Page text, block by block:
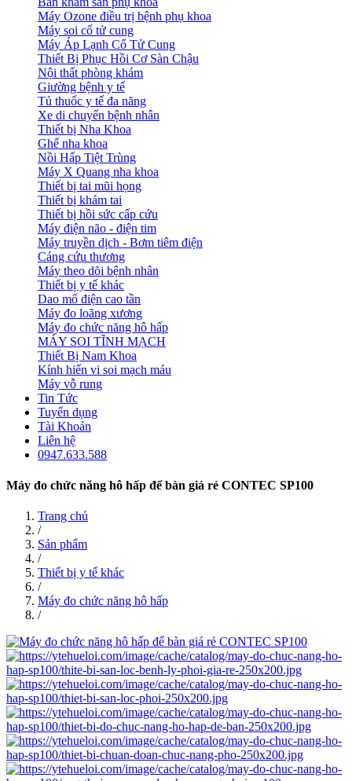
Máy Ozone điều trị bệnh phụ khoa
Máy soi cổ tử cung
Máy Áp Lạnh Cổ Tử Cung
Thiết Bị Phục Hồi Cơ Sàn Chậu
Nội thất phòng khám
Giường bệnh y tế
Tủ thuốc y tế đa năng
Xe di chuyển bệnh nhân
Thiết bị Nha Khoa
Ghế nha khoa
Nồi Hấp Tiệt Trùng
Máy X Quang nha khoa
Thiết bị tai mũi họng
Thiết bị khám tai
Thiết bị hồi sức cấp cứu
Máy điện não - điện tim
Máy truyền dịch - Bơm tiêm điện
Cáng cứu thương
Máy theo dõi bệnh nhân
Thiết bị y tế khác
Dao mổ điện cao tần
Máy đo loãng xương
Máy đo chức năng hô hấp
MÁY SOI TĨNH MẠCH
Thiết Bị Nam Khoa
Kính hiển vi soi mạch máu
Máy vỗ rung
Tin Tức
Tuyển dụng
Tài Khoản
Liên hệ
0947.633.588
Máy đo chức năng hô hấp để bàn giá rẻ CONTEC SP100
Trang chủ
/
Sản phẩm
/
Thiết bị y tế khác
/
Máy đo chức năng hô hấp
/